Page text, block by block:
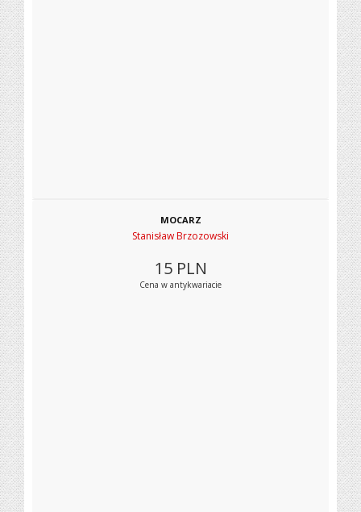
MOCARZ
Stanisław Brzozowski
15 PLN
Cena w antykwariacie